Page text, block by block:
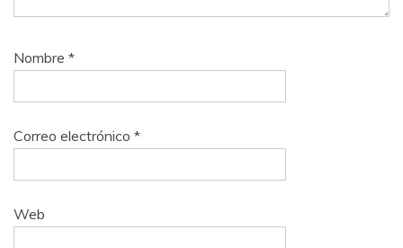
Nombre *
Correo electrónico *
Web